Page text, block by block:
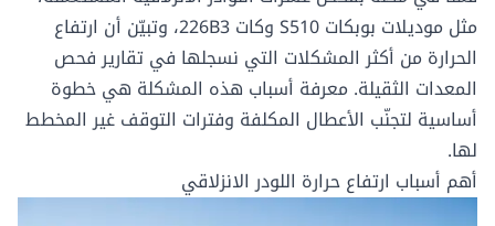
مثل موديلات بوبكات S510 وكات 226B3، وتبيّن أن ارتفاع
الحرارة من أكثر المشكلات التي نسجلها فيتقارير فحص
المعدات الثقيلة. معرفة أسباب هذه المشكلة هي خطوة
أساسية لتجنّب الأعطال المكلفة وفترات التوقف غير المخطط
لها.
أهم أسباب ارتفاع حرارة اللودر الانزلاقي